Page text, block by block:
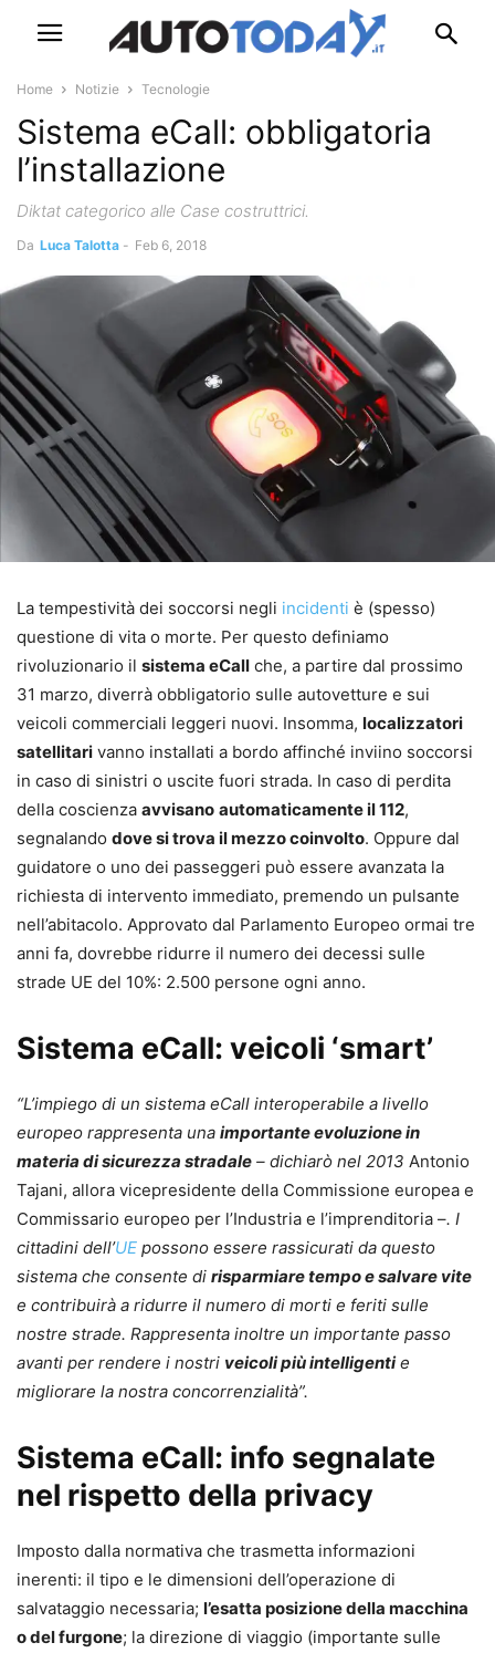
Home Notizie Tecnologie
Sistema eCall: obbligatoria
l’installazione
Diktat categorico alle Case costruttrici.
Da Luca Talotta - Feb 6, 2018
La tempestività dei soccorsi negli incidenti è (spesso)
questione di vita o morte. Per questo definiamo
rivoluzionario il sistema eCall che, a partire dal prossimo
31 marzo, diverrà obbligatorio sulle autovetture e sui
veicoli commerciali leggeri nuovi. Insomma, localizzatori
satellitari vanno installati a bordo affinché inviino soccorsi
in caso di sinistri o uscite fuori strada. In caso di perdita
della coscienza avvisano automaticamente il 112,
segnalando dove si trova il mezzo coinvolto. Oppure dal
guidatore o uno dei passeggeri può essere avanzata la
richiesta di intervento immediato, premendo un pulsante
nell’abitacolo. Approvato dal Parlamento Europeo ormai tre
anni fa, dovrebbe ridurre il numero dei decessi sulle
strade UE del 10%: 2.500 persone ogni anno.
Sistema eCall: veicoli ‘smart’
“L’impiego di un sistema eCall interoperabile a livello
europeo rappresenta una importante evoluzione in
materia di sicurezza stradale – dichiarò nel 2013 Antonio
Tajani, allora vicepresidente della Commissione europea e
Commissario europeo per l’Industria e l’imprenditoria –. I
cittadini dell’UE possono essere rassicurati da questo
sistema che consente di risparmiare tempo e salvare vite
e contribuirà a ridurre il numero di morti e feriti sulle
nostre strade. Rappresenta inoltre un importante passo
avanti per rendere i nostri veicoli più intelligentie
migliorare la nostra concorrenzialità”.
Sistema eCall: info segnalate
nel rispetto della privacy
Imposto dalla normativa che trasmetta informazioni
inerenti: il tipo e le dimensioni dell’operazione di
salvataggio necessaria; l’esatta posizione della macchina
o del furgone; la direzione di viaggio (importante sulle